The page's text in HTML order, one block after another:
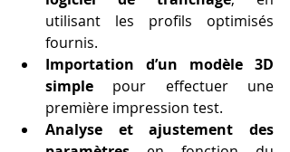
utilisant les profils optimisés
fournis.
Importation d’un modèle 3D
simple pour effectuer une
première impression test.
Analyse et ajustement des